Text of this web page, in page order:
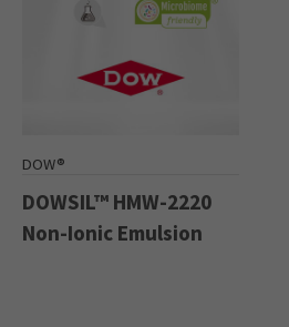
DOW®
DOWSIL™ HMW-2220
Non-Ionic Emulsion